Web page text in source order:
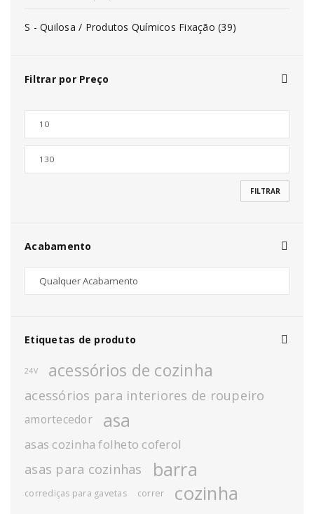
S - Quilosa / Produtos Químicos Fixação (39)
Filtrar por Preço
FILTRAR
Acabamento
Etiquetas de produto
24V acessórios de cozinha
acessórios para interiores de roupeiro
amortecedor asa
asas cozinha folheto coferol
asas para cozinhas barra
corrediças para gavetas correr cozinha